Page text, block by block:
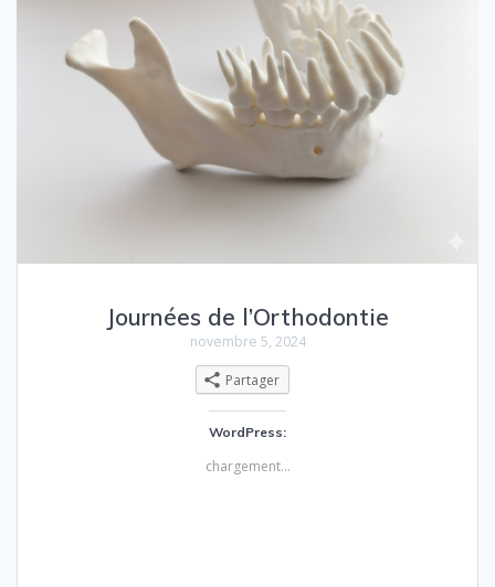
Journées de l’Orthodontie
novembre 5, 2024
Partager
WordPress:
chargement…